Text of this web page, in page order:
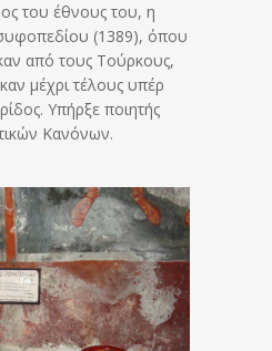
του έθνους του, η
(1389), όπου
από τους Τούρκους,
μέχρι τέλους υπέρ
Υπήρξε ποιητής
Κανόνων.